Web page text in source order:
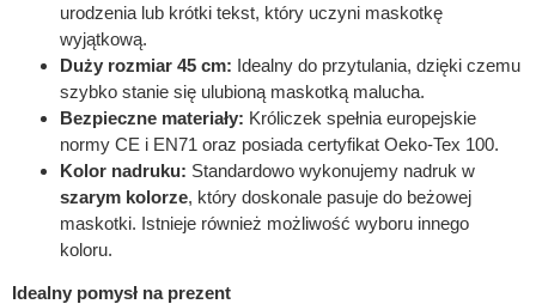
urodzenia lub krótki tekst, który uczyni maskotkę
wyjątkową.
Duży rozmiar 45 cm: Idealny do przytulania, dzięki czemu
szybko stanie się ulubioną maskotką malucha.
Bezpieczne materiały: Króliczek spełnia europejskie
normy CE i EN71 oraz posiada certyfikat Oeko-Tex 100.
Kolor nadruku: Standardowo wykonujemy nadruk w
szarym kolorze, który doskonale pasuje do beżowej
maskotki. Istnieje również możliwość wyboru innego
koloru.
Idealny pomysł na prezent